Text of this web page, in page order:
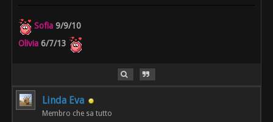
Sofia 9/9/10
Olivia 6/7/13
Linda Eva
Membro che sa tutto